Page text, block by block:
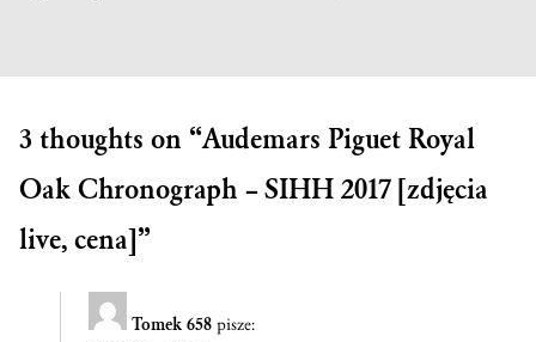
3 thoughts on “Audemars Piguet Royal
Oak Chronograph – SIHH 2017 [zdjęcia
live, cena]”
Tomek 658 pisze: